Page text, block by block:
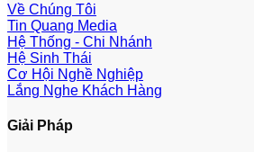
Về Chúng Tôi
Tin Quang Media
Hệ Thống - Chi Nhánh
Hệ Sinh Thái
Cơ Hội Nghề Nghiệp
Lắng Nghe Khách Hàng
Giải Pháp